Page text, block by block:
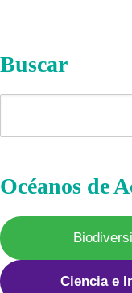
Buscar
Océanos de
Ciencia e